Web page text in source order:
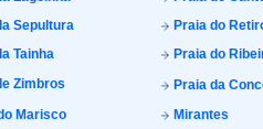
Sepultura
Praia do
Tainha
Praia do
Zimbros
Praia da
Marisco Mirantes